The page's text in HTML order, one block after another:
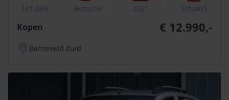
101.059 Benzine 2021 Schakel
Kopen € 12.990,-
Barneveld Zuid